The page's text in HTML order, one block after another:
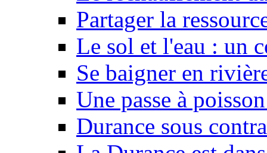
Partager la
Le sol et l'eau : un
Se baigner en
Une passe à
Durance sous